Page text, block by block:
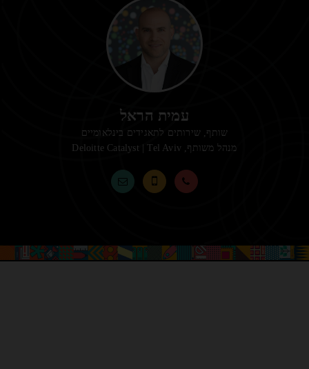
עמית הראל
שותף, שירותים לתאגידים בינלאומיים
מנהל משותף, Deloitte Catalyst | Tel Aviv